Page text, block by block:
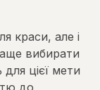
краси, але і
вибирати
цієї мети